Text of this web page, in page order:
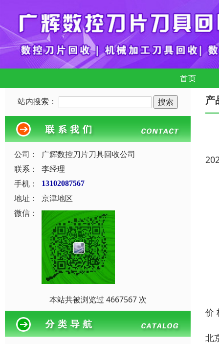
首页
站内搜索：
公司：
广辉数控刀片刀具回收公司
联系：
李经理
手机：
13102087567
地址：
京津地区
微信：
本站共被浏览过 4667567 次
产
价
北